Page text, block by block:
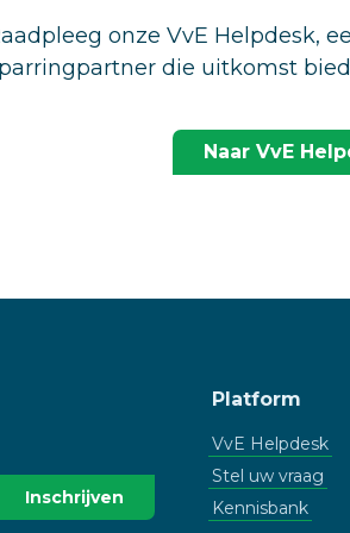
onze VvE Helpdesk,
die uitkomst
Naar VvE
Platform
VvE Helpdesk
Stel uw vraag
Kennisbank